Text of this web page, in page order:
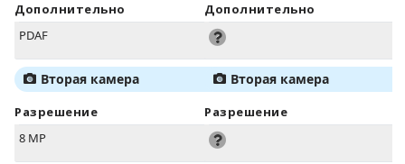
Дополнительно
PDAF
Вторая камера
Разрешение
8 MP
Дополнительно
Вторая камера
Разрешение